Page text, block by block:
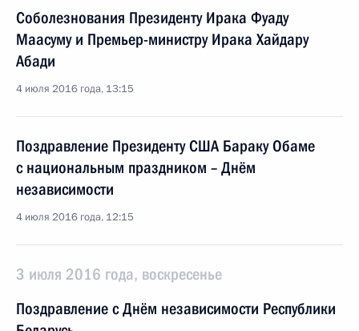
Соболезнования Президенту Ирака Фуаду
Маасуму и Премьер-министру Ирака Хайдару
Абади
4 июля 2016 года, 13:15
Поздравление Президенту США Бараку Обаме
с национальным праздником – Днём
независимости
4 июля 2016 года, 12:15
3 июля 2016 года, воскресенье
Поздравление с Днём независимости Республики